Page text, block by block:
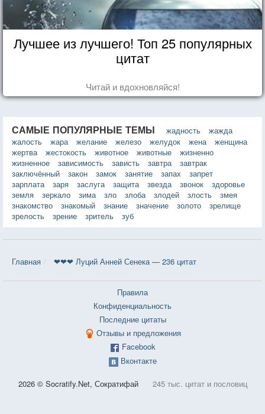
Лучшее из лучшего! Топ 25 популярных
цитат
Читай и вдохновляйся!
САМЫЕ ПОПУЛЯРНЫЕ ТЕМЫ жадность
жажда
жалость
жара желание железо желудок жена
женщина
жертва
жестокость животное животные
жизненно
жизненное
зависимость зависть завтра
завтрак
заключённый
закон замок занятие запах
запрет
зарплата
заря заслуга защита звезда звонок
здоровье
земля
зеркало зима зло злоба злодей злость
змея
знакомство
знакомый знание значение золото
зрелище
зрелость
зрение зритель зуб
Главная ❤❤❤ Луций Анней Сенека — 236 цитат
Правила
Конфиденциальность
Последние цитаты
Отзывы и предложения
Facebook
Вконтакте
2026 © Socratify.Net, Сократифай 245 тыс. цитат и пословиц